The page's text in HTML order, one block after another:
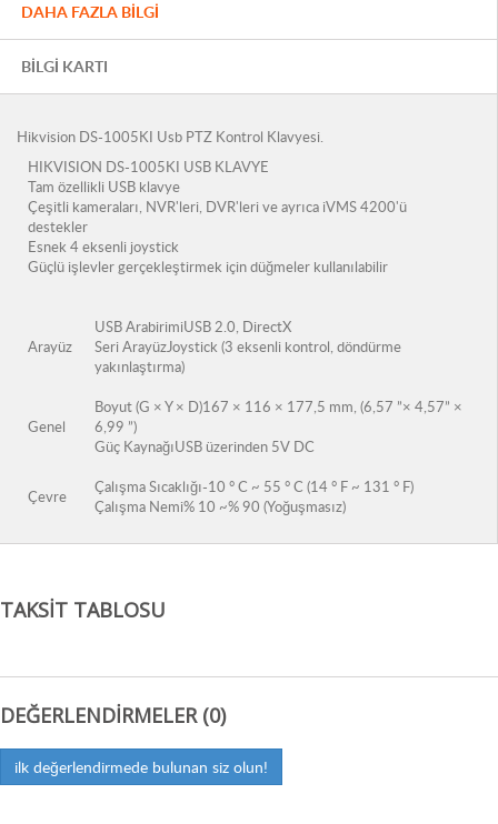
DAHA FAZLA BILGI
BILGI KARTI
Hikvision DS-1005KI Usb PTZ Kontrol Klavyesi.
HIKVISION DS-1005KI USB KLAVYE
Tam özellikli USB klavye
Çeşitli kameraları, NVR'leri, DVR'leri ve ayrıca iVMS 4200'ü
destekler
Esnek 4 eksenli joystick
Güçlü işlevler gerçekleştirmek için düğmeler kullanılabilir
Arayüz
USB ArabirimiUSB 2.0, DirectX
Seri ArayüzJoystick (3 eksenli kontrol, döndürme
yakınlaştırma)
Genel
Boyut (G × Y × D)167 × 116 × 177,5 mm, (6,57 ”× 4,57” ×
6,99 ”)
Güç KaynağıUSB üzerinden 5V DC
Çevre
Çalışma Sıcaklığı-10 ° C ~ 55 ° C (14 ° F ~ 131 ° F)
Çalışma Nemi% 10 ~% 90 (Yoğuşmasız)
TAKSIT TABLOSU
DEĞERLENDIRMELER (0)
ilk değerlendirmede bulunan siz olun!